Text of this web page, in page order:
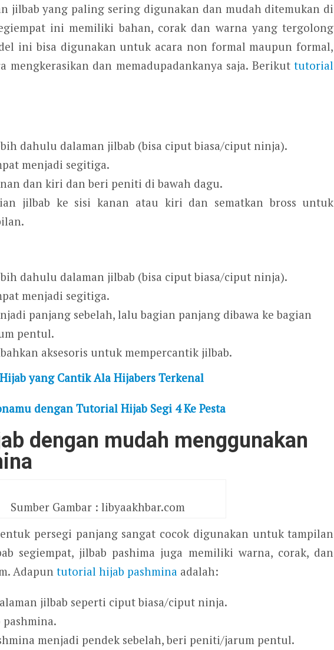
jilbab yang paling sering digunakan dan mudah ditemukan di
ini memiliki bahan, corak dan warna yang tergolong
ini bisa digunakan untuk acara non formal maupun formal,
mengkerasikan dan memadupadankanya saja. Berikuttutorial
dahulu dalaman jilbab (bisa ciput biasa/ciput ninja).
menjadi segitiga.
dan kiri dan beri peniti di bawah dagu.
jilbab ke sisi kanan atau kiri dan sematkan bross untuk
dahulu dalaman jilbab (bisa ciput biasa/ciput ninja).
menjadi segitiga.
panjang sebelah, lalu bagian panjang dibawa ke bagian
pentul.
aksesoris untuk mempercantik jilbab.
yang Cantik Ala Hijabers Terkenal
dengan Tutorial Hijab Segi 4 Ke Pesta
dengan mudah menggunakan
Sumber Gambar : libyaakhbar.com
persegi panjang sangat cocok digunakan untuk tampilan
segiempat, jilbab pashima juga memiliki warna, corak, dan
Adapun tutorial hijab pashmina adalah:
jilbab seperti ciput biasa/ciput ninja.
menjadi pendek sebelah, beri peniti/jarum pentul.